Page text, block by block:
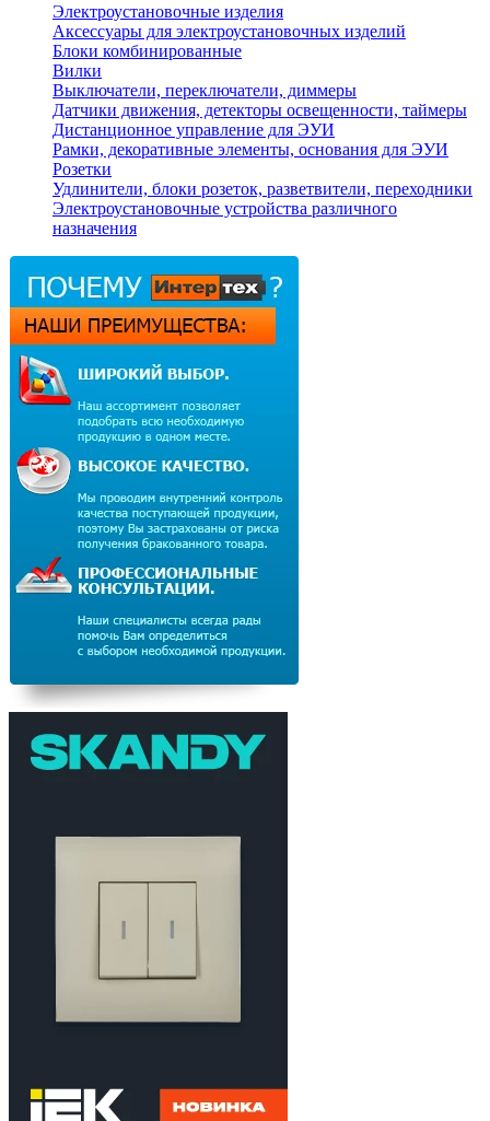
Электроустановочные изделия
Аксессуары для электроустановочных изделий
Блоки комбинированные
Вилки
Выключатели, переключатели, диммеры
Датчики движения, детекторы освещенности, таймеры
Дистанционное управление для ЭУИ
Рамки, декоративные элементы, основания для ЭУИ
Розетки
Удлинители, блоки розеток, разветвители, переходники
Электроустановочные устройства различного
назначения